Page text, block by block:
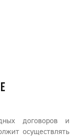
договоров и
осуществлять